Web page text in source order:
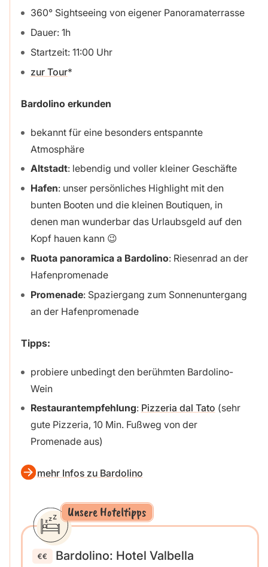
360° Sightseeing von eigener Panoramaterrasse
Dauer: 1h
Startzeit: 11:00 Uhr
zur Tour
Bardolino erkunden
bekannt für eine besonders entspannte
Atmosphäre
Altstadt: lebendig und voller kleiner Geschäfte
Hafen: unser persönliches Highlight mit den
bunten Booten und die kleinen Boutiquen, in
denen man wunderbar das Urlaubsgeld auf den
Kopf hauen kann 😉
Ruota panoramica a Bardolino: Riesenrad an der
Hafenpromenade
Promenade: Spaziergang zum Sonnenuntergang
an der Hafenpromenade
Tipps:
probiere unbedingt den berühmten Bardolino-
Wein
Restaurantempfehlung: Pizzeria dal Tato (sehr
gute Pizzeria, 10 Min. Fußweg von der
Promenade aus)
mehr Infos zu Bardolino
Unsere Hoteltipps
Bardolino: Hotel Valbella